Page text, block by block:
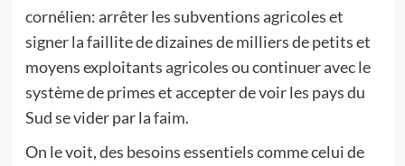
cornélien: arrêter les subventions agricoles et
signer la faillite de dizaines de milliers de petits et
moyens exploitants agricoles ou continuer avec le
système de primes et accepter de voir les pays du
Sud se vider par la faim.
On le voit, des besoins essentiels comme celui de